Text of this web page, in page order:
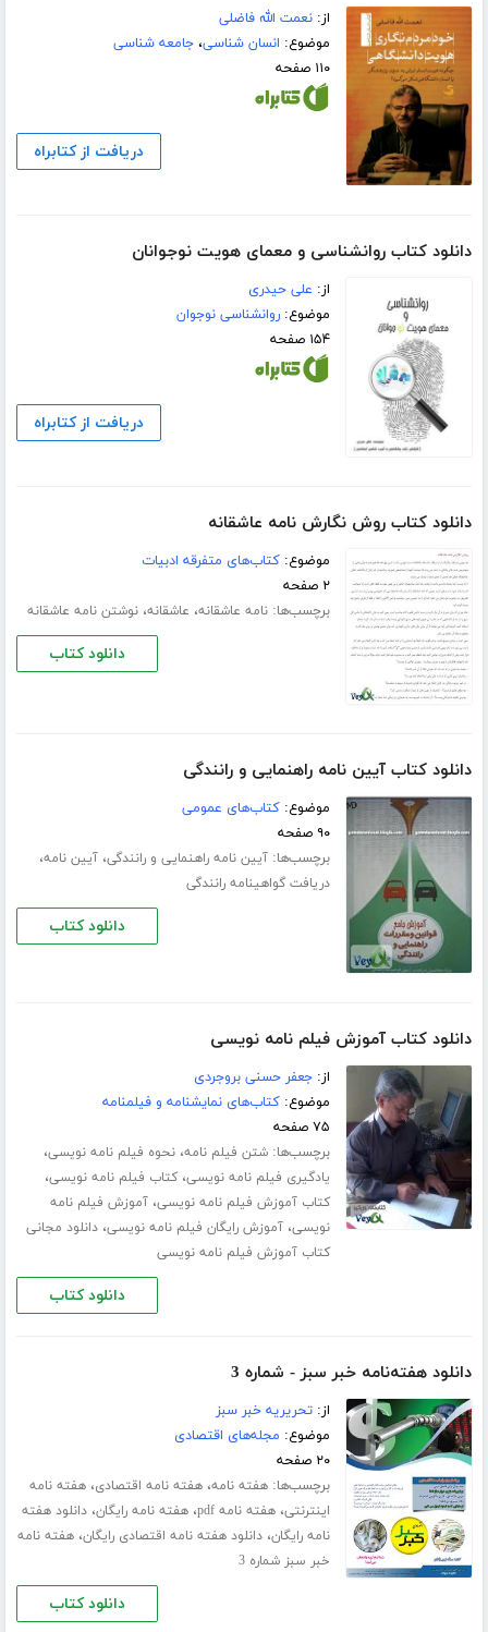
از:نعمت الله فاضلی
موضوع: انسان شناسی،جامعه شناسی
۱۱۰ صفحه
دریافت از کتابراه
دانلود کتاب روانشناسی و معمای هویت نوجوانان
از: علی حیدری
موضوع:روانشناسی نوجوان
۱۵۴ صفحه
دریافت از کتابراه
دانلود کتاب روش نگارش نامه عاشقانه
موضوع:کتاب‌های متفرقه ادبیات
۲ صفحه
برچسب‌ها:نامه عاشقانه، عاشقانه،نوشتن نامه عاشقانه
دانلود کتاب
دانلود کتاب آیین نامه راهنمایی و رانندگی
موضوع:کتاب‌های عمومی
۹۰ صفحه
برچسب‌ها:آیین نامه راهنمایی و رانندگی،آیین نامه،
دریافت گواهینامه رانندگی
دانلود کتاب
دانلود کتاب آموزش فیلم نامه نویسی
از:جعفر حسنی بروجردی
موضوع:کتاب‌های نمایشنامه و فیلمنامه
۷۵ صفحه
برچسب‌ها:شتن فیلم نامه،نحوه فیلم نامه نویسی،
یادگیری فیلم نامه نویسی،کتاب فیلم نامه نویسی،
کتاب آموزش فیلم نامه نویسی،آموزش فیلم نامه
نویسی،آموزش رایگان فیلم نامه نویسی،دانلود مجانی
کتاب آموزش فیلم نامه نویسی
دانلود کتاب
دانلود هفته‌نامه خبر سبز - شماره 3
از:تحریریه خبر سبز
موضوع: مجله‌های اقتصادی
۲۰ صفحه
برچسب‌ها:هفته نامه،هفته نامه اقتصادی،هفته نامه
اینترنتی،هفته نامه pdf ،هفته نامه رایگان،دانلود هفته
نامه رایگان،دانلود هفته نامه اقتصادی رایگان،هفته نامه
خبر سبز شماره 3
دانلود کتاب